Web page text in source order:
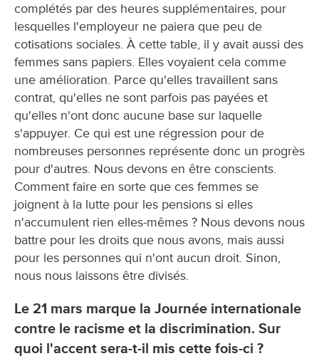
complétés par des heures supplémentaires, pour
lesquelles l'employeur ne paiera que peu de
cotisations sociales. À cette table, il y avait aussi des
femmes sans papiers. Elles voyaient cela comme
une amélioration. Parce qu'elles travaillent sans
contrat, qu'elles ne sont parfois pas payées et
qu'elles n'ont donc aucune base sur laquelle
s'appuyer. Ce qui est une régression pour de
nombreuses personnes représente donc un progrès
pour d'autres. Nous devons en être conscients.
Comment faire en sorte que ces femmes se
joignent à la lutte pour les pensions si elles
n'accumulent rien elles-mêmes ? Nous devons nous
battre pour les droits que nous avons, mais aussi
pour les personnes qui n'ont aucun droit. Sinon,
nous nous laissons être divisés.
Le 21 mars marque la Journée internationale
contre le racisme et la discrimination. Sur
quoi l'accent sera-t-il mis cette fois-ci ?